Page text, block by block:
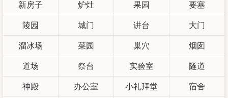
新房子 炉灶 果园 要塞
陵园 城门 讲台 大门
溜冰场 菜园 巢穴 烟囱
道场 祭台 实验室 隧道
神殿 办公室 小礼拜堂 宿舍